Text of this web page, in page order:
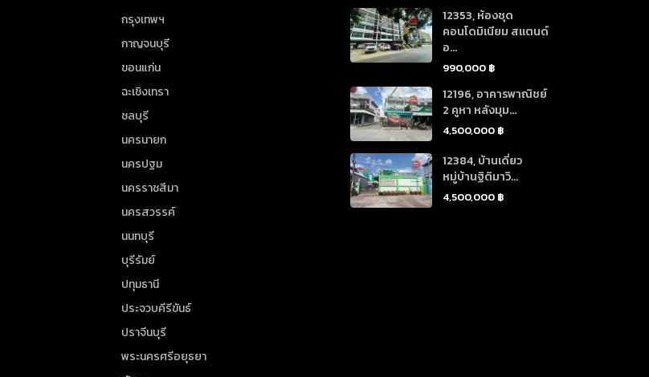
กรุงเทพฯ
กาญจนบุรี
ขอนแก่น
ฉะเชิงเทรา
ชลบุรี
นครนายก
นครปฐม
นครราชสีมา
นครสวรรค์
นนทบุรี
บุรีรัมย์
ปทุมธานี
ประจวบคีรีขันธ์
ปราจีนบุรี
พระนครศรีอยุธยา
12353, ห้องชุด
คอนโดมิเนียม สแตนด์
อ...
990,000 ฿
12196, อาคารพาณิชย์
2 คูหา หลังมุม...
4,500,000 ฿
12384, บ้านเดี่ยว
หมู่บ้านฐิติมาวิ...
4,500,000 ฿